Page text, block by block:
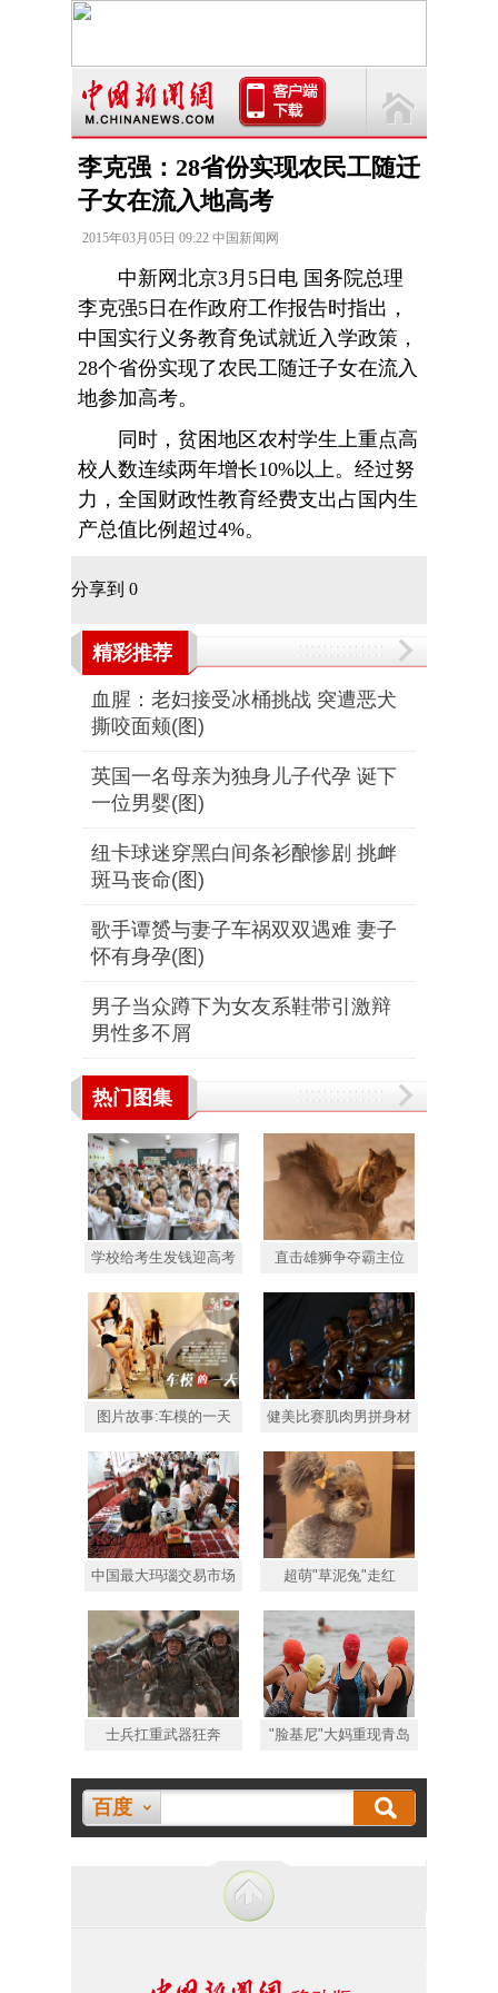
李克强：28省份实现农民工随迁
子女在流入地高考
2015年03月05日 09:22 中国新闻网
中新网北京3月5日电 国务院总理
李克强5日在作政府工作报告时指出，
中国实行义务教育免试就近入学政策，
28个省份实现了农民工随迁子女在流入
地参加高考。
同时，贫困地区农村学生上重点高
校人数连续两年增长10%以上。经过努
力，全国财政性教育经费支出占国内生
产总值比例超过4%。
分享到 0
精彩推荐
血腥：老妇接受冰桶挑战 突遭恶犬
撕咬面颊(图)
英国一名母亲为独身儿子代孕 诞下
一位男婴(图)
纽卡球迷穿黑白间条衫酿惨剧 挑衅
斑马丧命(图)
歌手谭赟与妻子车祸双双遇难 妻子
怀有身孕(图)
男子当众蹲下为女友系鞋带引激辩
男性多不屑
热门图集
学校给考生发钱迎高考 直击雄狮争夺霸主位
图片故事:车模的一天 健美比赛肌肉男拼身材
中国最大玛瑙交易市场 超萌"草泥兔"走红
士兵扛重武器狂奔 "脸基尼"大妈重现青岛
百度